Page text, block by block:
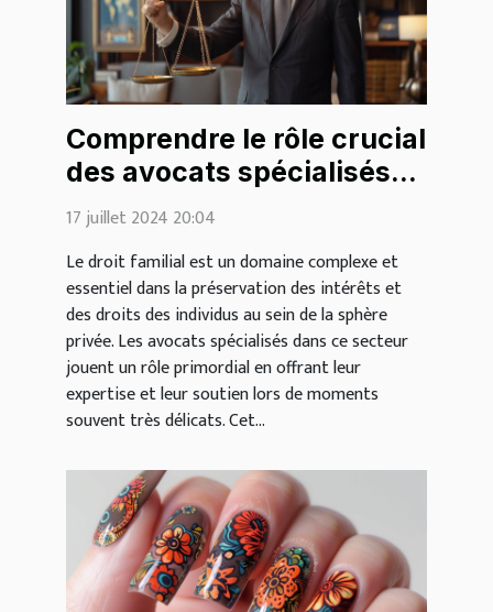
Comprendre le rôle crucial
des avocats spécialisés
en droit familial
17 juillet 2024 20:04
Le droit familial est un domaine complexe et
essentiel dans la préservation des intérêts et
des droits des individus au sein de la sphère
privée. Les avocats spécialisés dans ce secteur
jouent un rôle primordial en offrant leur
expertise et leur soutien lors de moments
souvent très délicats. Cet...